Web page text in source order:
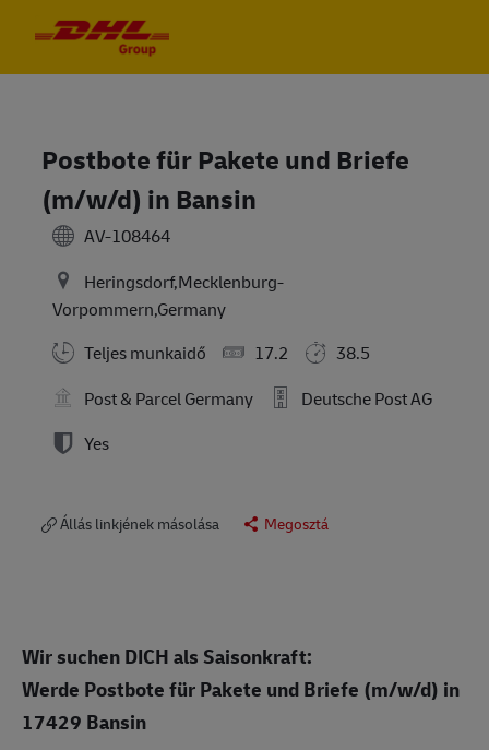
Postbote für Pakete und Briefe
(m/w/d) in Bansin
AV-108464
Heringsdorf,Mecklenburg-
Vorpommern,Germany
Teljes munkaidő
17.2
38.5
Post & Parcel Germany
Deutsche Post AG
Yes
Állás linkjének másolása Megosztá
Wir suchen DICH als Saisonkraft:
Werde Postbote für Pakete und Briefe (m/w/d) in
17429 Bansin